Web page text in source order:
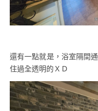
還有一點就是，浴室隔間
住過全透明的ＸＤ